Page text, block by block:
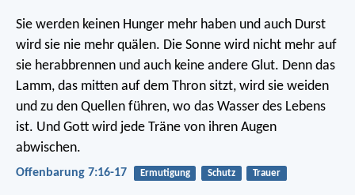
Sie werden keinen Hunger mehr haben und auch Durst
wird sie nie mehr quälen. Die Sonne wird nicht mehr auf
sie herabbrennen und auch keine andere Glut. Denn das
Lamm, das mitten auf dem Thron sitzt, wird sie weiden
und zu den Quellen führen, wo das Wasser des Lebens
ist. Und Gott wird jede Träne von ihren Augen
abwischen.
Offenbarung 7:16-17 Ermutigung Schutz Trauer